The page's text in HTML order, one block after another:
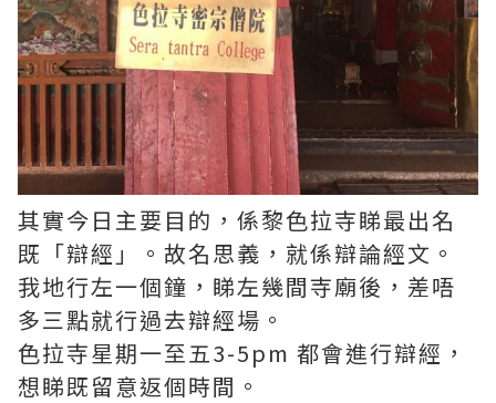
其實今日主要目的，係黎色拉寺睇最出名
既「辯經」。故名思義，就係辯論經文。
我地行左一個鐘，睇左幾間寺廟後，差唔
多三點就行過去辯經場。
色拉寺星期一至五3-5pm 都會進行辯經，
想睇既留意返個時間。